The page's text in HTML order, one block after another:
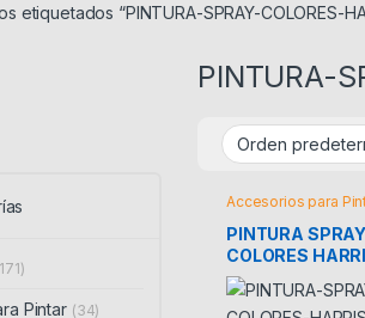
etiquetados “PINTURA-SPRAY-COLORES-
PINTURA-
Accesorios para
PINTURA SPRAY
COLORES
Pintar (34)